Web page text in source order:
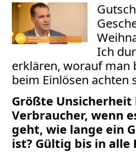
Ich
erklären, worauf man
beim Einlösen achten
Größte
Verbraucher, wenn
geht, wie lange ein
ist? Gültig bis in alle
Radio
print & online
Bücher
Vita
Kontakt